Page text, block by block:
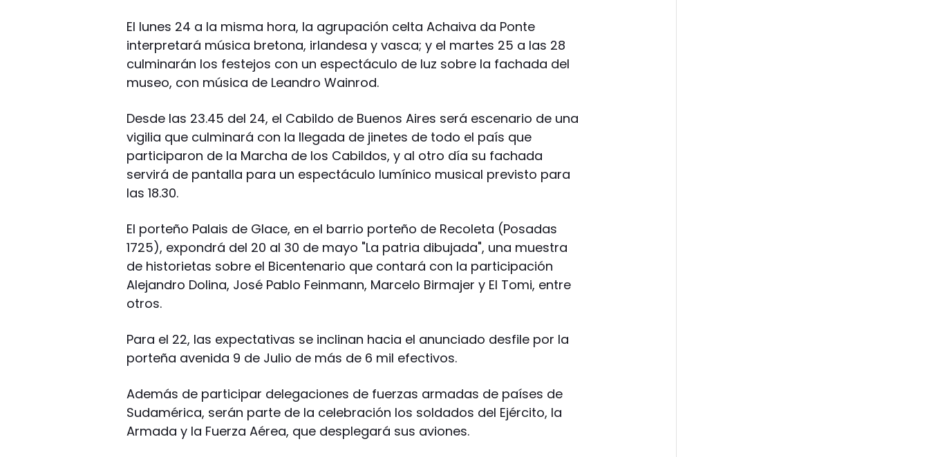
El lunes 24 a la misma hora, la agrupación celta Achaiva da Ponte
interpretará música bretona, irlandesa y vasca; y el martes 25 a las 28
culminarán los festejos con un espectáculo de luz sobre la fachada del
museo, con música de Leandro Wainrod.
Desde las 23.45 del 24, el Cabildo de Buenos Aires será escenario de una
vigilia que culminará con la llegada de jinetes de todo el país que
participaron de la Marcha de los Cabildos, y al otro día su fachada
servirá de pantalla para un espectáculo lumínico musical previsto para
las 18.30.
El porteño Palais de Glace, en el barrio porteño de Recoleta (Posadas
1725), expondrá del 20 al 30 de mayo "La patria dibujada", una muestra
de historietas sobre el Bicentenario que contará con la participación
Alejandro Dolina, José Pablo Feinmann, Marcelo Birmajer y El Tomi, entre
otros.
Para el 22, las expectativas se inclinan hacia el anunciado desfile por la
porteña avenida 9 de Julio de más de 6 mil efectivos.
Además de participar delegaciones de fuerzas armadas de países de
Sudamérica, serán parte de la celebración los soldados del Ejército, la
Armada y la Fuerza Aérea, que desplegará sus aviones.